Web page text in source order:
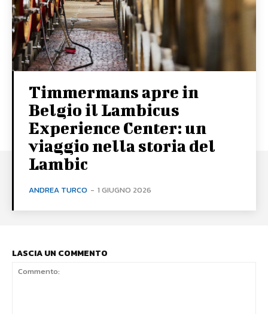
Timmermans apre in
Belgio il Lambicus
Experience Center: un
viaggio nella storia del
Lambic
ANDREA TURCO - 1 GIUGNO 2026
LASCIA UN COMMENTO